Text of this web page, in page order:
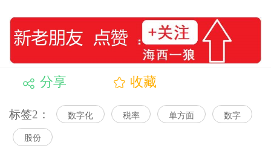
分享 收藏
标签2： 数字化 税率 单方面 数字
股份